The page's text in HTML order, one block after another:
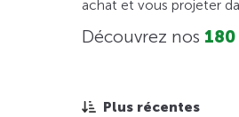
achat et vous projeter
Découvrez nos 180
Plus récentes